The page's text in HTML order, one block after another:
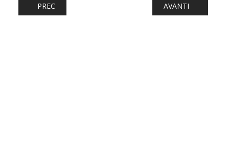
ARTICOLO PRECEDENTE: FERROVIE: LA LINEA DELLA
PREC ARTICOLO
AVANTI